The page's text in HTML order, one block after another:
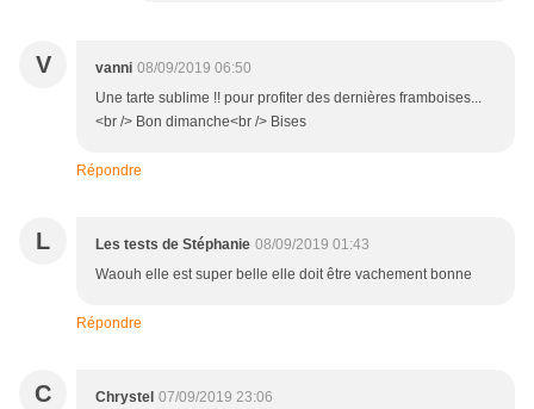
V vanni 08/09/2019 06:50
Une tarte sublime !! pour profiter des dernières framboises...
<br /> Bon dimanche<br /> Bises
Répondre
L Les tests de Stéphanie 08/09/2019 01:43
Waouh elle est super belle elle doit être vachement bonne
Répondre
C Chrystel 07/09/2019 23:06